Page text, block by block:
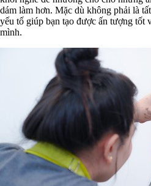
dám làm hơn. Mặc dù không phải là
yếu tố giúp bạn tạo được ấn tượng tốt
mình.